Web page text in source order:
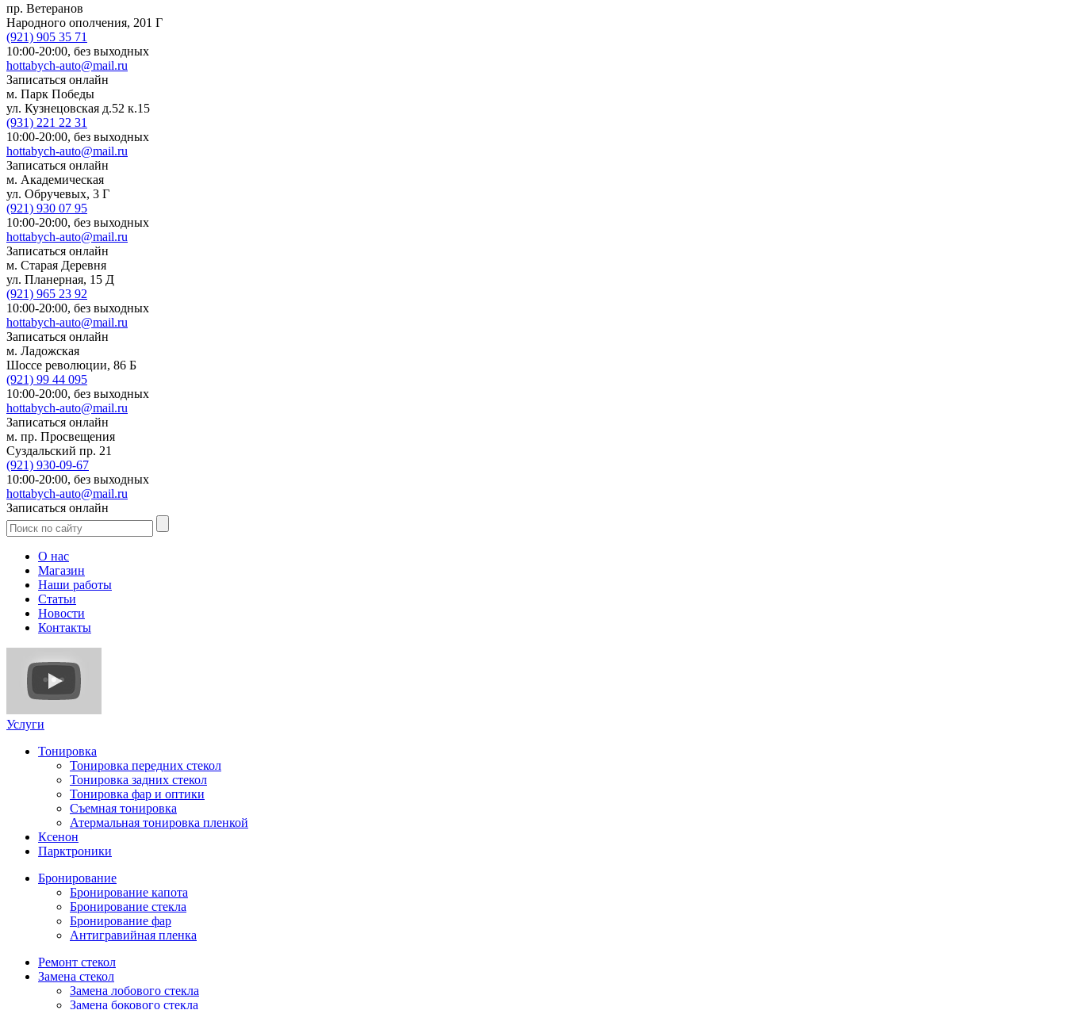
пр. Ветеранов
Народного ополчения, 201 Г
(921) 905 35 71
10:00-20:00, без выходных
hottabych-auto@mail.ru
Записаться онлайн
м. Парк Победы
ул. Кузнецовская д.52 к.15
(931) 221 22 31
10:00-20:00, без выходных
hottabych-auto@mail.ru
Записаться онлайн
м. Академическая
ул. Обручевых, 3 Г
(921) 930 07 95
10:00-20:00, без выходных
hottabych-auto@mail.ru
Записаться онлайн
м. Старая Деревня
ул. Планерная, 15 Д
(921) 965 23 92
10:00-20:00, без выходных
hottabych-auto@mail.ru
Записаться онлайн
м. Ладожская
Шоссе революции, 86 Б
(921) 99 44 095
10:00-20:00, без выходных
hottabych-auto@mail.ru
Записаться онлайн
м. пр. Просвещения
Суздальский пр. 21
(921) 930-09-67
10:00-20:00, без выходных
hottabych-auto@mail.ru
Записаться онлайн
О нас
Магазин
Наши работы
Статьи
Новости
Контакты
Услуги
Тонировка
Тонировка передних стекол
Тонировка задних стекол
Тонировка фар и оптики
Съемная тонировка
Атермальная тонировка пленкой
Ксенон
Парктроники
Бронирование
Бронирование капота
Бронирование стекла
Бронирование фар
Антигравийная пленка
Ремонт стекол
Замена стекол
Замена лобового стекла
Замена бокового стекла